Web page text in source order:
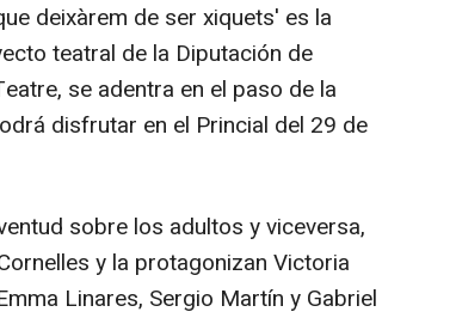
deixàrem de ser xiquets' es la
teatral de la Diputación de
se adentra en el paso de la
disfrutar en el Princial del 29 de
sobre los adultos y viceversa,
y la protagonizan Victoria
Linares, Sergio Martín y Gabriel